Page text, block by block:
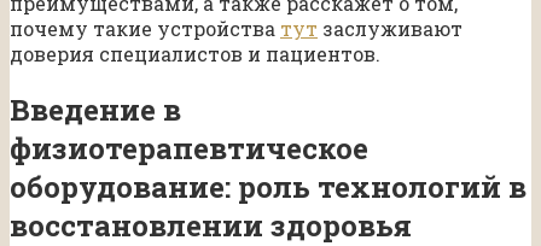
почему такие устройства тут заслуживают
доверия специалистов и пациентов.
Введение в
физиотерапевтическое
оборудование: роль технологий в
восстановлении здоровья